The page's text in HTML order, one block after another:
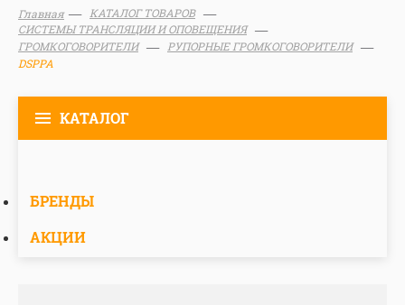
Главная
КАТАЛОГ ТОВАРОВ
СИСТЕМЫ ТРАНСЛЯЦИИ И ОПОВЕЩЕНИЯ
ГРОМКОГОВОРИТЕЛИ
РУПОРНЫЕ ГРОМКОГОВОРИТЕЛИ
DSPPA
КАТАЛОГ
БРЕНДЫ
АКЦИИ